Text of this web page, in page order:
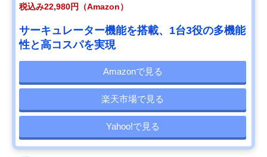
税込み22,980円（Amazon）
サーキュレーター機能を搭載、1台3役の多機能
性と高コスパを実現
Amazonで見る
楽天市場で見る
Yahoo!で見る